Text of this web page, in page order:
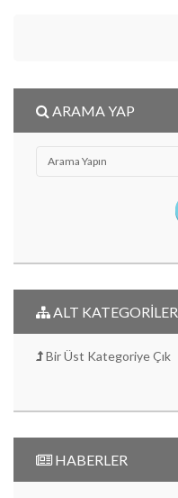
ARAMA YAP
ALT KATEGORİLER
Bir Üst Kategoriye Çık
HABERLER